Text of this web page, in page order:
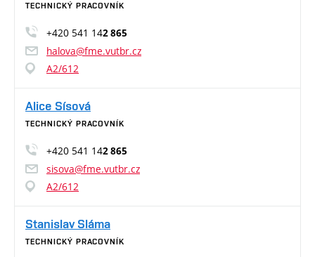
TECHNICKÝ PRACOVNÍK
+420 541 142 865
halova@fme.vutbr.cz
A2/612
Alice Sísová
TECHNICKÝ PRACOVNÍK
+420 541 142 865
sisova@fme.vutbr.cz
A2/612
Stanislav Sláma
TECHNICKÝ PRACOVNÍK